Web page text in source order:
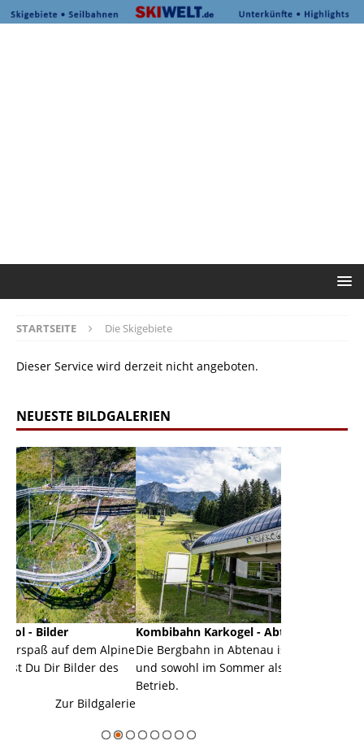
STARTSEITE Die Skigebiete
Dieser Service wird derzeit nicht angeboten.
NEUESTE BILDGALERIEN
Alpine
des
Kombibahn Karkogel - Abtenau - Salzburg
Die Bergbahn in Abtenau ist eine Kombibahn
und sowohl im Sommer als auch im Winter in